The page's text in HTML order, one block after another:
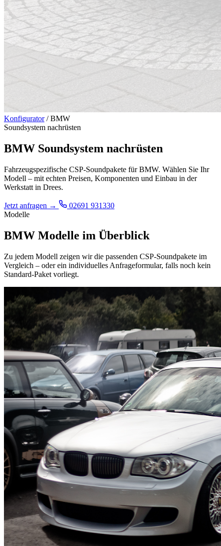
Konfigurator / BMW
Soundsystem nachrüsten
BMW Soundsystem nachrüsten
Fahrzeugspezifische CSP-Soundpakete für BMW. Wählen Sie Ihr
Modell – mit echten Preisen, Komponenten und Einbau in der
Werkstatt in Drees.
Jetzt anfragen →
02691 931330
Modelle
BMW Modelle im Überblick
Zu jedem Modell zeigen wir die passenden CSP-Soundpakete im
Vergleich – oder ein individuelles Anfrageformular, falls noch kein
Standard-Paket vorliegt.